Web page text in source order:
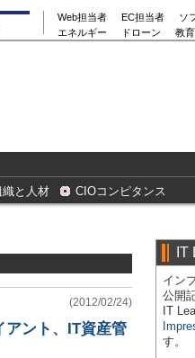
Web担当者 EC担当者
ソ
エネルギー
ドローン 教
織と人材 CIOコンピタンス
(2012/02/24)
アント、IT資産管
IT
イン
公開
IT
す。